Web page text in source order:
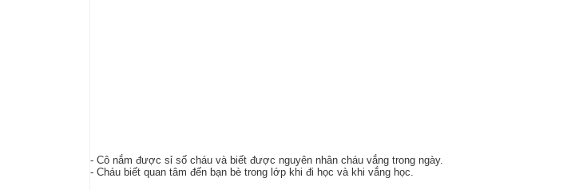
- Cô nắm được sỉ số cháu và biết được nguyên nhân cháu vắng trong ngày.
- Cháu biết quan tâm đến bạn bè trong lớp khi đi học và khi vắng học.